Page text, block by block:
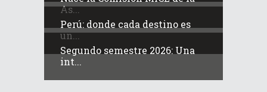
As...
Perú: donde cada destino es
un...
Segundo semestre 2026: Una
int...